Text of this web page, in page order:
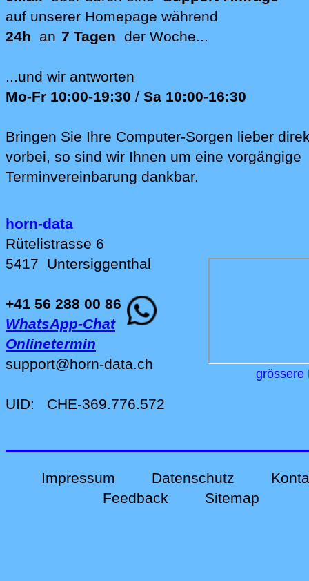
auf unserer Homepage während
24h an 7 Tagen der Woche...
...und wir antworten
Mo-Fr 10:00-19:30 / Sa 10:00-16:30
Bringen Sie Ihre Computer-Sorgen lieber
vorbei, so sind wir Ih‍nen um eine vorgängige
Terminvereinbarung dankbar.
horn-data
Rütelistrasse 6
5417 Untersiggenthal
+41 56 288 00 86
WhatsApp-Chat
Onlinetermin
support@horn-data.ch
UID: CHE-369.776.572
grössere
Impressum Datenschutz
Feedback
Sitemap